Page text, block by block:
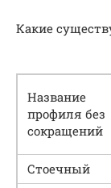
Какие
Название
профиля без
сокращений
Стоечный